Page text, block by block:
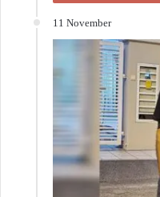
11 November